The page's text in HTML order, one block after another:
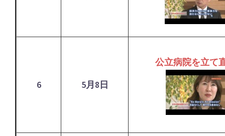
6 5月8日
公立病院を立て